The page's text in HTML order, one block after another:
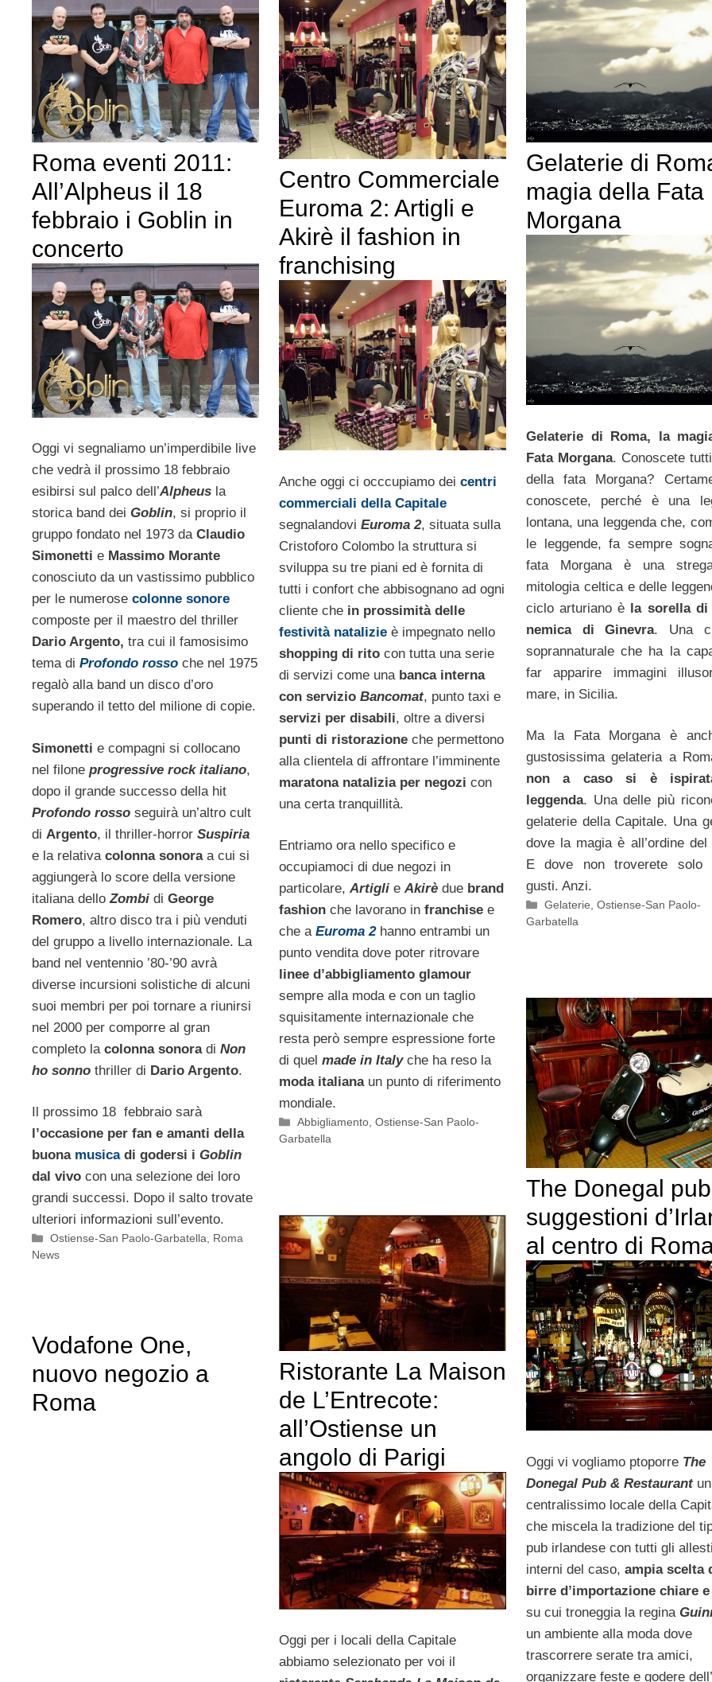
Gelaterie di
magia della Fata
Morgana
Gelaterie di Roma, la
Fata Morgana. Conoscete
della fata Morgana?
conoscete, perché è una
lontana, una leggenda che,
le leggende, fa sempre
fata Morgana è una
mitologia celtica e delle
ciclo arturiano è la sorella di
nemica di Ginevra. Una
soprannaturale che ha la
far apparire immagini
mare, in Sicilia.
Ma la Fata Morgana è
gustosissima gelateria a
non a caso si è
leggenda. Una delle più
gelaterie della Capitale. Una
dove la magia è all’ordine del
E dove non troverete
gusti. Anzi.
Categorie
Gelaterie,Ostiense-San Paolo-
Garbatella
Roma eventi 2011:
All’Alpheus il 18
febbraio i Goblin in
concerto
Oggi vi segnaliamo un’imperdibile live
che vedrà il prossimo 18 febbraio
esibirsi sul palco dell’Alpheus la
storica band dei Goblin, si proprio il
gruppo fondato nel 1973 da Claudio
Simonetti e Massimo Morante
conosciuto da un vastissimo pubblico
per le numerose colonne sonore
composte per il maestro del thriller
Dario Argento, tra cui il famosisimo
tema di Profondo rosso che nel 1975
regalò alla band un disco d’oro
superando il tetto del milione di copie.
Simonetti e compagni si collocano
nel filone progressive rock italiano,
dopo il grande successo della hit
Profondo rosso seguirà un’altro cult
di Argento, il thriller-horror Suspiria
e la relativa colonna sonoraa cui si
aggiungerà lo score della versione
italiana dello Zombi di George
Romero, altro disco tra i più venduti
del gruppo a livello internazionale. La
band nel ventennio ’80-’90 avrà
diverse incursioni solistiche di alcuni
suoi membri per poi tornare a riunirsi
nel 2000 per comporre al gran
completo la colonna sonoradi Non
ho sonno thriller di Dario Argento.
Il prossimo 18 febbraio sarà
l’occasione per fan e amanti della
buona musicadi godersi i Goblin
dal vivo con una selezione dei loro
grandi successi. Dopo il salto trovate
ulteriori informazioni sull’evento.
Categorie
Ostiense-San Paolo-Garbatella, Roma
News
Centro Commerciale
Euroma 2: Artigli e
Akirè il fashion in
franchising
Anche oggi ci occcupiamo dei centri
commerciali della Capitale
segnalandovi Euroma 2, situata sulla
Cristoforo Colombo la struttura si
sviluppa su tre piani ed è fornita di
tutti i confort che abbisognano ad ogni
cliente che in prossimità delle
festività natalizieè impegnato nello
shopping di rito con tutta una serie
di servizi come una banca interna
con servizio Bancomat, punto taxi e
servizi per disabili, oltre a diversi
punti di ristorazioneche permettono
alla clientela di affrontare l’imminente
maratona natalizia per negozi con
una certa tranquillità.
Entriamo ora nello specifico e
occupiamoci di due negozi in
particolare, Artigli e Akirè duebrand
fashionche lavorano in franchisee
che a Euroma 2hanno entrambi un
punto vendita dove poter ritrovare
linee d’abbigliamento glamour
sempre alla moda e con un taglio
squisitamente internazionale che
resta però sempre espressione forte
di quel made in Italyche ha reso la
moda italianaun punto di riferimento
mondiale.
Categorie
Abbigliamento,Ostiense-San Paolo-
Garbatella
The Donegal
suggestioni
al centro di
Oggi vi vogliamo ptoporre The
Donegal Pub & Restaurantun
centralissimo locale della
che miscela la tradizione del
pub irlandese con tutti gli
interni del caso, ampia scelta
birre d’importazione chiare
su cui troneggia la regina
un ambiente alla moda dove
trascorrere serate tra amici,
organizzare feste e godere
Ristorante La Maison
de L’Entrecote:
all’Ostiense un
angolo di Parigi
Oggi per i locali della Capitale
abbiamo selezionato per voi il
Vodafone One,
nuovo negozio a
Roma